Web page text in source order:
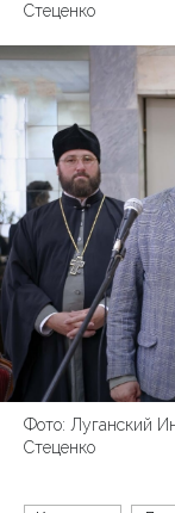
Стеценко
Фото: Луганский
Стеценко